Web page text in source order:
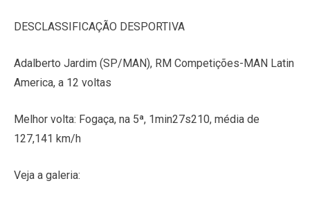
DESCLASSIFICAÇÃO DESPORTIVA
Adalberto Jardim (SP/MAN), RM Competições-MAN Latin
America, a 12 voltas
Melhor volta: Fogaça, na 5ª, 1min27s210, média de
127,141 km/h
Veja a galeria: